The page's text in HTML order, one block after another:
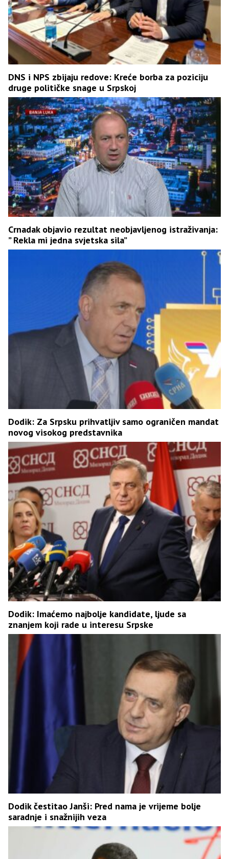
DNS i NPS zbijaju redove: Kreće borba za poziciju
druge političke snage u Srpskoj
Crnadak objavio rezultat neobjavljenog istraživanja:
” Rekla mi jedna svjetska sila”
Dodik: Za Srpsku prihvatljiv samo ograničen mandat
novog visokog predstavnika
Dodik: Imaćemo najbolje kandidate, ljude sa
znanjem koji rade u interesu Srpske
Dodik čestitao Janši: Pred nama je vrijeme bolje
saradnje i snažnijih veza